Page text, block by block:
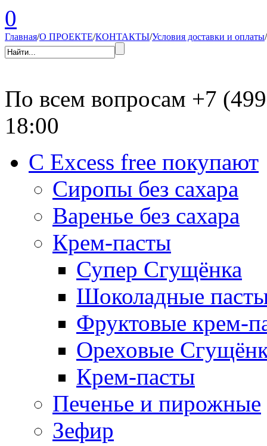
0
Главная/О ПРОЕКТЕ/КОНТАКТЫ/Условия доставки и оплаты/
По всем вопросам +7
18:00
С Excess free покупают
Сиропы без сахара
Варенье без сахара
Крем-пасты
Супер Сгущёнка
Шоколадные
Фруктовые крем-
Ореховые
Крем-пасты
Печенье и пирожные
Зефир